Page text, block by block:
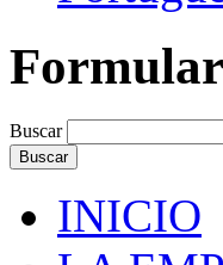
Buscar
INICIO